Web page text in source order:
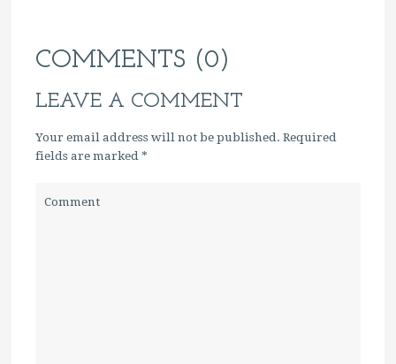
COMMENTS (0)
LEAVE A COMMENT
Your email address will not be published. Required
fields are marked*